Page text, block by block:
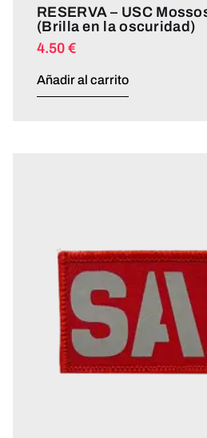
RESERVA – USC
(Brilla en la oscuridad)
4.50 €
Añadir al carrito